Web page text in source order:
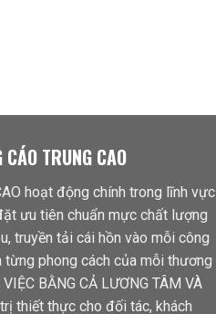
CÁO TRUNG CAO
hoạt động chính trong lĩnh vực
ưu tiên chuẩn mực chất lượng
truyền tải cái hồn vào mỗi công
từng phong cách của mỗi thương
BẰNG CẢ LƯƠNG TÂM VÀ
thiết thực cho đối tác, khách